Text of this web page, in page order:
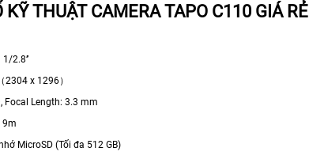
KỸ THUẬT CAMERA TAPO C110 GIÁ RẺ
2.8’’
x 1296）
Focal Length: 3.3 mm
9m
MicroSD (Tối đa 512 GB)